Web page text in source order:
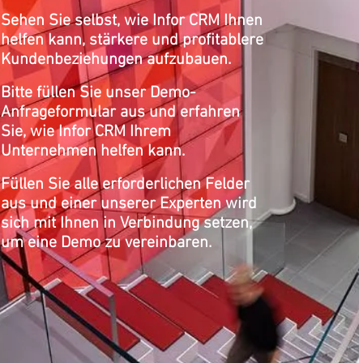
Sehen Sie selbst, wie Infor CRM Ihnen
helfen kann, stärkere und profitablere
Kundenbeziehungen aufzubauen.
Bitte füllen Sie unser Demo-
Anfrageformular aus und erfahren
Sie, wie Infor CRM Ihrem
Unternehmen helfen kann.
Füllen Sie alle erforderlichen Felder
aus und einer unserer Experten wird
sich mit Ihnen in Verbindung setzen,
um eine Demo zu vereinbaren.